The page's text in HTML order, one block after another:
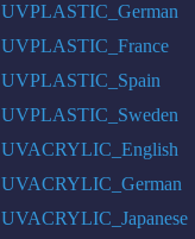
UVPLASTIC_German
UVPLASTIC_France
UVPLASTIC_Spain
UVPLASTIC_Sweden
UVACRYLIC_English
UVACRYLIC_German
UVACRYLIC_Japanese